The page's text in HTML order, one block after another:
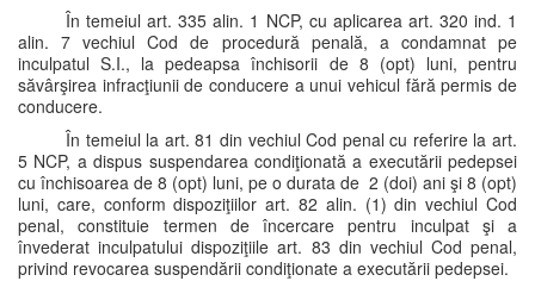
În temeiul art. 335 alin. 1 NCP, cu aplicarea art. 320 ind. 1
alin. 7 vechiul Cod de procedură penală, a condamnat pe
inculpatul S.I., la pedeapsa închisorii de 8 (opt) luni, pentru
săvârşirea infracţiunii de conducere a unui vehicul fără permis de
conducere.
În temeiul la art. 81 din vechiul Cod penal cu referire la art.
5 NCP, a dispus suspendarea condiţionată a executării pedepsei
cu închisoarea de 8 (opt) luni, pe o durata de 2 (doi) ani şi 8 (opt)
luni, care, conform dispoziţiilor art. 82 alin. (1) din vechiul Cod
penal, constituie termen de încercare pentru inculpat şi a
învederat inculpatului dispoziţiile art. 83 din vechiul Cod penal,
privind revocarea suspendării condiţionate a executării pedepsei.